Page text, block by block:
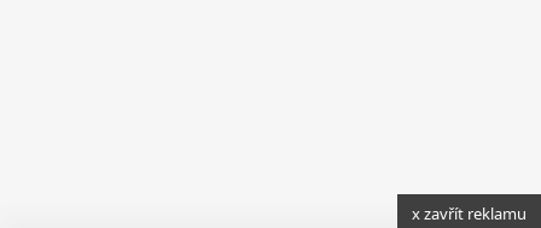
x zavřít reklamu